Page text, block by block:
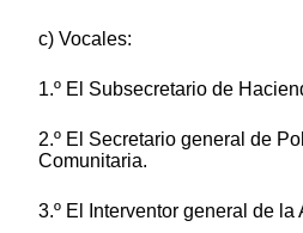
c) Vocales:
1.º El Subsecretario de
2.º El Secretario general de
Comunitaria.
3.º El Interventor general de